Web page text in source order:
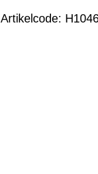
Artikelcode: